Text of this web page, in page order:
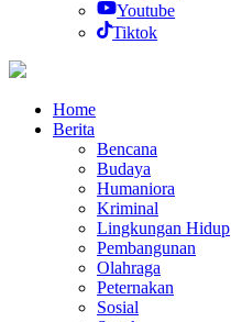
Youtube
Tiktok
Home
Berita
Bencana
Budaya
Humaniora
Kriminal
Lingkungan Hidup
Pembangunan
Olahraga
Peternakan
Sosial